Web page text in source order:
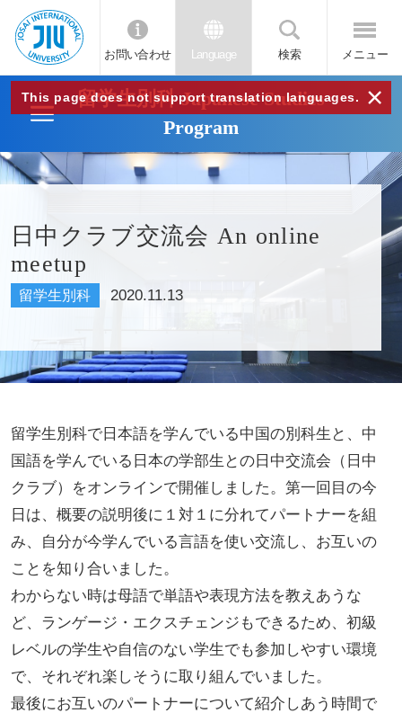
JIU
城西
国際
大学
お問い合わせ Language 検索 メニュー
This page does not support translation languages. ×
留学生別科 Japanese Studies
Program
日中クラブ交流会 An online
meetup
留学生別科 2020.11.13
留学生別科で日本語を学んでいる中国の別科生と、中
国語を学んでいる日本の学部生との日中交流会（日中
クラブ）をオンラインで開催しました。第一回目の今
日は、概要の説明後に１対１に分れてパートナーを組
み、自分が今学んでいる言語を使い交流し、お互いの
ことを知り合いました。
わからない時は母語で単語や表現方法を教えあうな
ど、ランゲージ・エクスチェンジもできるため、初級
レベルの学生や自信のない学生でも参加しやすい環境
で、それぞれ楽しそうに取り組んでいました。
最後にお互いのパートナーについて紹介しあう時間で